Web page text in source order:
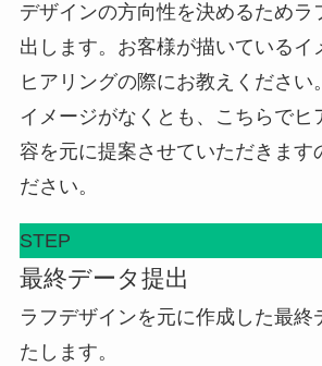
デザインの方向性を決めるためラ
出します。お客様が描いているイ
ヒアリングの際にお教えください
イメージがなくとも、こちらでヒ
容を元に提案させていただきます
ださい。
STEP
最終データ提出
ラフデザインを元に作成した最終
たします。